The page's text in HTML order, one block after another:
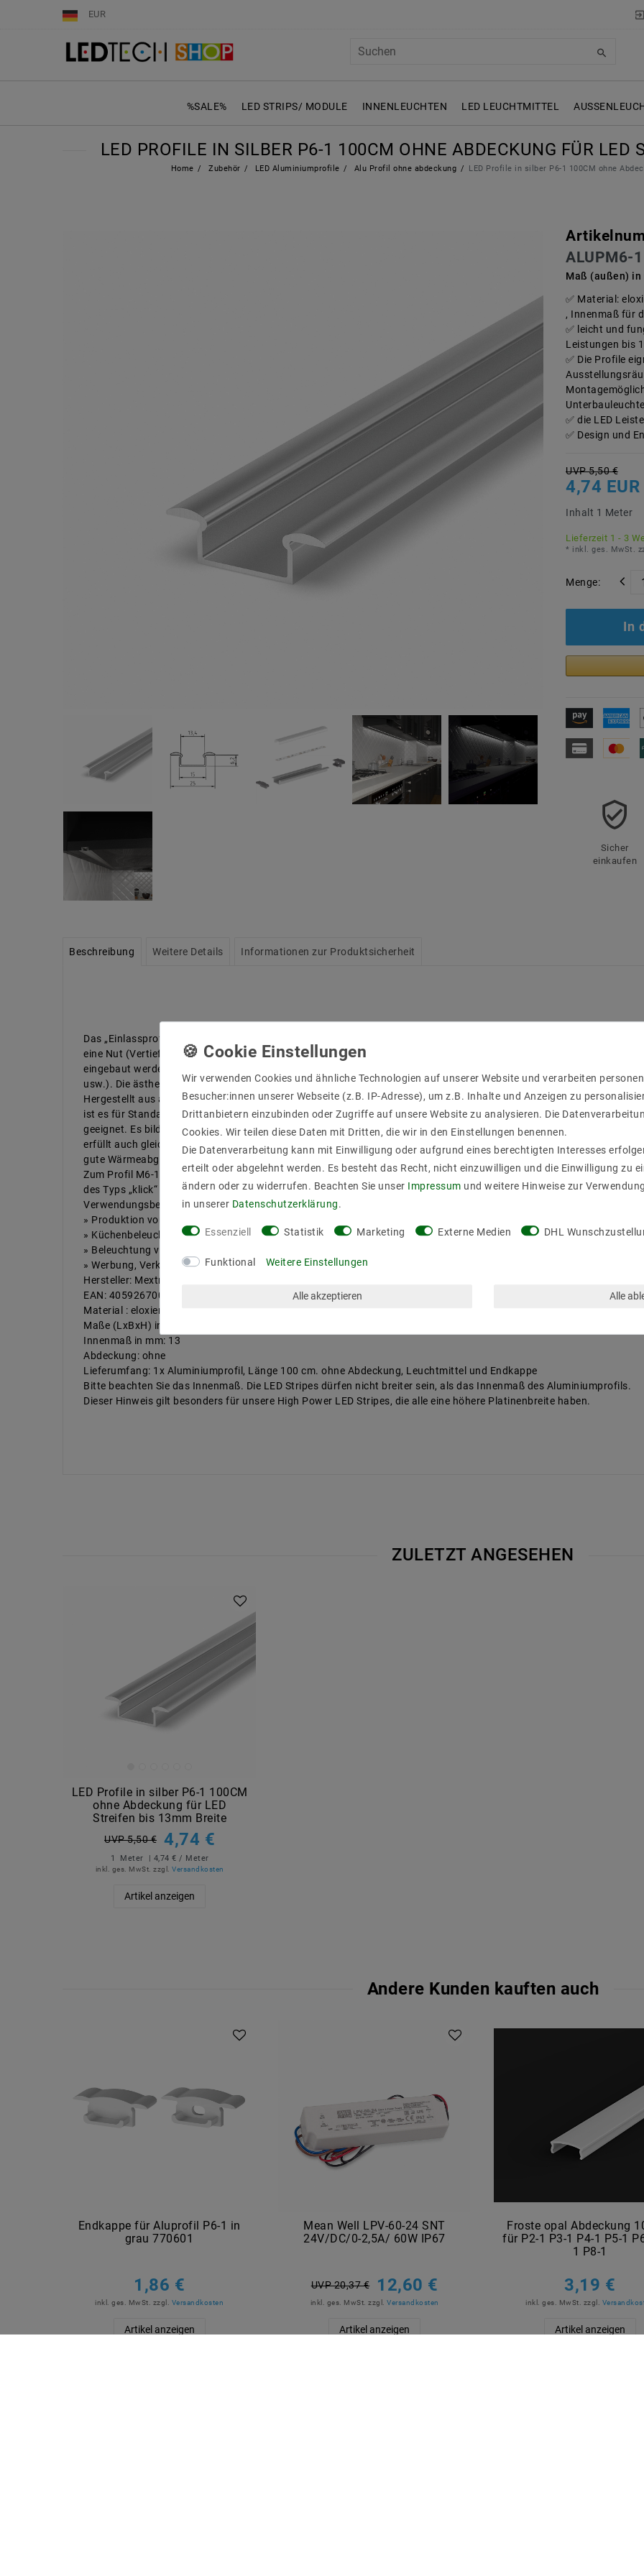
EUR
%SALE% LED STRIPS/ MODULE INNENLEUCHTEN LED LEUCHTMITTEL
LED PROFILE IN SILBER P6-1 100CM OHNE ABDECKUNG FÜR LED
Home Zubehör LED Aluminiumprofile Alu Profil ohne abdeckung LED Profile in silber P6-1 100CM ohne
ALUPM6-1
Maß (außen) in
Material:
, Innenmaß für
leicht und
Leistungen bis
Die Profile
Unterbauleuchte
die LED
Design und
UVP 5,50 €
4,74 EUR
Inhalt 1 Meter
Lieferzeit 1 - 3
* inkl. ges. MwSt.
Menge:
In
Sicher
einkaufen
Beschreibung Weitere Details Informationen zur Produktsicherheit
Das „Einlassprofil schmal” ist ein Einlassprofil, dass zum Einlassen in
eine Nut (Vertiefung) vorgesehen ist. Es kann in eine beliebige Fläche
eingebaut werden (Rigips, Holzplatten, Steinplatten, Wände, Decken
usw.). Die ästhetischen Flügel verdecken die Kanten der Nut vollständig.
Hergestellt aus anodisiertem Aluminium von hoher Qualität,
ist es für Standard LED Streifen mit einer Breite von 8 bis 12 mm
geeignet. Es bildet einen stilvollen Rahmen für die LED Streifen, und
erfüllt auch gleichzeitig die Funktion einer Heizleiste, die für eine
gute Wärmeabgabe sorgt.
Zum Profil M6-1 bieten wir auch Zubehör an, wie einclipsbare Abdeckungen
des Typs „klick“ in verschiedenen Ausführungen
Verwendungsbeispiele:
» Produktion von Möbeln
» Küchenbeleuchtung
» Beleuchtung von Ladenregalen
» Werbung, Verkaufsstände, Messestände
Hersteller: Mextronic
EAN: 4059267000359
Material : eloxiertes Aluminium
Maße (LxBxH) in mm: 1000x25x7,65
Innenmaß in mm: 13
Abdeckung: ohne
Lieferumfang: 1x Aluminiumprofil, Länge 100 cm. ohne Abdeckung, Leuchtmittel und Endkappe
Bitte beachten Sie das Innenmaß. Die LED Stripes dürfen nicht breiter sein, als das Innenmaß des Aluminiumprofils.
Dieser Hinweis gilt besonders für unsere High Power LED Stripes, die alle eine höhere Platinenbreite haben.
ZULETZT ANGESEHEN
LED Profile in silber P6-1 100CM
ohne Abdeckung für LED
Streifen bis 13mm Breite
UVP 5,50 € 4,74 €
1 Meter | 4,74 € / Meter
inkl. ges. MwSt. zzgl. Versandkosten
Artikel anzeigen
Andere Kunden kauften auch
Endkappe für Aluprofil P6-1 in
grau 770601
1,86 €
inkl. ges. MwSt. zzgl. Versandkosten
Artikel anzeigen
Mean Well LPV-60-24 SNT
24V/DC/0-2,5A/ 60W IP67
UVP 20,37 € 12,60 €
inkl. ges. MwSt. zzgl.Versandkosten
Artikel anzeigen
Froste opal Abdeckung
für P2-1 P3-1 P4-1 P5-1
1 P8-1
3,19 €
inkl. ges. MwSt. zzgl.
Artikel anzeigen
Wir verwenden Cookies und ähnliche Technologien auf unserer Website und verarbeiten
Besucher:innen unserer Webseite (z.B. IP-Adresse), um z.B. Inhalte und Anzeigen zu
Drittanbietern einzubinden oder Zugriffe auf unsere Website zu analysieren. Die
Cookies. Wir teilen diese Daten mit Dritten, die wir in den Einstellungen benennen.
Die Datenverarbeitung kann mit Einwilligung oder aufgrund eines berechtigten Interesses
erteilt oder abgelehnt werden. Es besteht das Recht, nicht einzuwilligen und die Einwilligung zu
ändern oder zu widerrufen. Beachten Sie unser Impressum und weitere Hinweise zur
in unserer Daten­schutz­erklärung.
Essenziell Statistik Marketing Externe Medien DHL
Funktional Weitere Einstellungen
Alle akzeptieren Alle